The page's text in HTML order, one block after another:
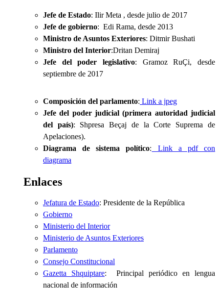
Jefe de Estado: Ilir Meta , desde julio de 2017
Jefe de gobierno: Edi Rama, desde 2013
Ministro de Asuntos Exteriores: Ditmir Bushati
Ministro del Interior:Dritan Demiraj
Jefe del poder legislativo: Gramoz RuÇi, desde
septiembre de 2017
Composición del parlamento: Link a jpeg
Jefe del poder judicial (primera autoridad judicial
del país): Shpresa Beçaj de la Corte Suprema de
Apelaciones).
Diagrama de sistema político: Link a pdf con
diagrama
Enlaces
Jefatura de Estado: Presidente de la República
Gobierno
Ministerio del Interior
Ministerio de Asuntos Exteriores
Parlamento
Consejo Constitucional
Gazetta Shquiptare: Principal periódico en lengua
nacional de información